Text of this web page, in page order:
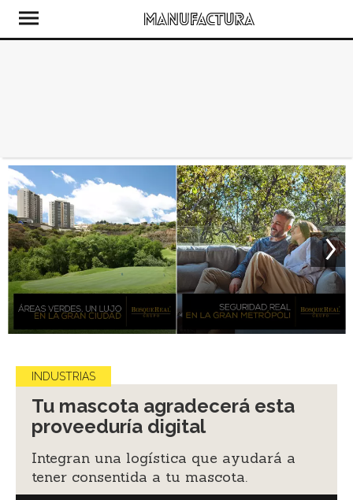
INDUSTRIAS
Tu mascota agradecerá esta
proveeduría digital
Integran una logística que ayudará a
tener consentida a tu mascota.